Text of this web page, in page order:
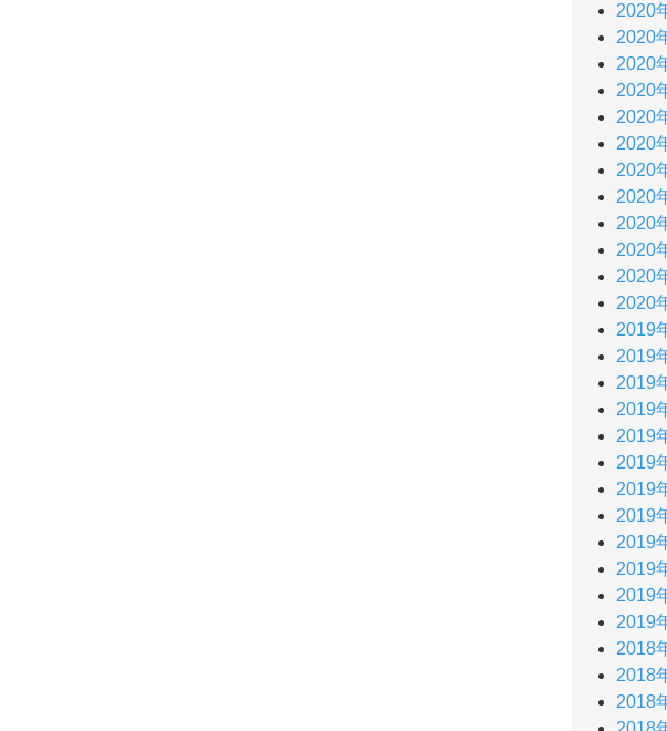
2020
2020
2020
2020
2020
2020
2020
2020
2020
2020
2020
2020
2019
2019
2019
2019
2019
2019
2019
2019
2019
2019
2019
2019
2018
2018
2018